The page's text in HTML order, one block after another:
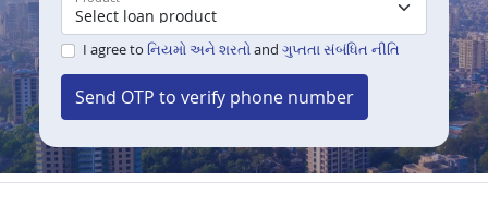
I agree to નિયમો અને શરતોand ગુપ્તતા સંબંધિત નીતિ
Send OTP to verify phone number